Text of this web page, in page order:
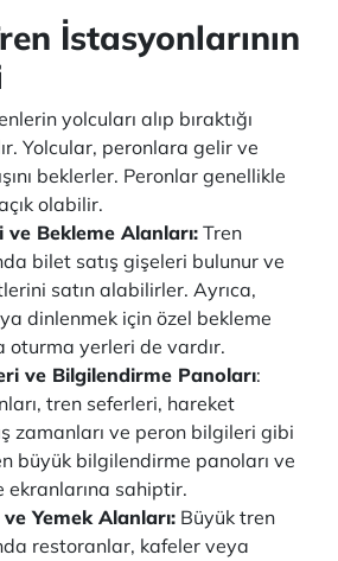
İstasyonlarının
yolcuları alıp bıraktığı
Yolcular, peronlara gelir ve
beklerler. Peronlar genellikle
olabilir.
ve Bekleme Alanları: Tren
bilet satış gişeleri bulunur ve
satın alabilirler. Ayrıca,
dinlenmek için özel bekleme
oturma yerleri de vardır.
ve Bilgilendirme Panoları:
tren seferleri, hareket
zamanları ve peron bilgileri gibi
büyük bilgilendirme panoları ve
ekranlarına sahiptir.
Yemek Alanları: Büyük tren
restoranlar, kafeler veya